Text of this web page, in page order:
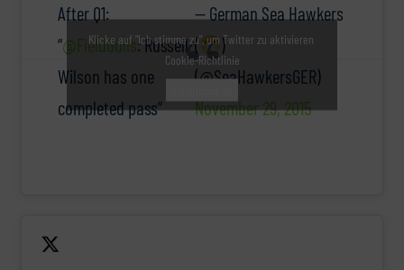
After Q1:
“@FieldGulls: Russell
Wilson has one
completed pass”
— German Sea Hawkers
(
)
(@SeaHawkersGER)
November 29, 2015
Klicke auf "Ich stimme zu", um Twitter zu aktivieren
Cookie-Richtlinie